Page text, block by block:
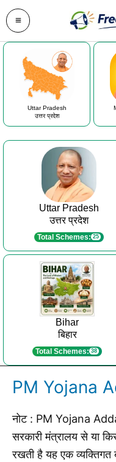
Skip
to
content
Uttar Pradesh
उत्तर प्रदेश
Uttar Pradesh
उत्तर प्रदेश
Total Schemes: 25
Bihar
बिहार
Total Schemes: 38
PM Yojana
नोट : PM Yojana Adda
सरकारी मंत्रालय से या
रखती है यह एक व्यक्तिगत